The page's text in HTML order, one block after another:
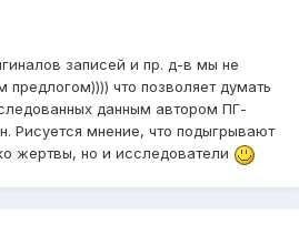
записей и пр. д-в мы не
что позволяет думать
данным автором ПГ-
Рисуется мнение, что подыгрывают
жертвы, но и исследователи